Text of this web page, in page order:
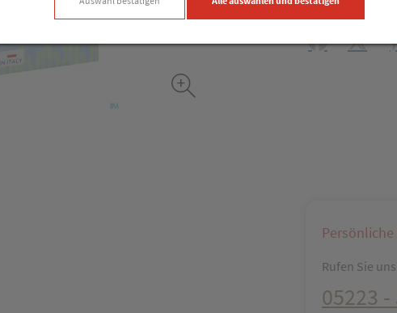
Produkt-Info
Facebook
X
Rufen Sie
05223 -